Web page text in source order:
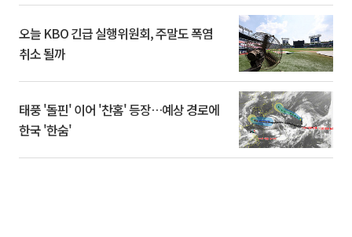
오늘 KBO 긴급 실행위원회, 주말도 폭염
취소 될까
태풍 '돌핀' 이어 '찬홈' 등장…예상 경로에
한국 '한숨'